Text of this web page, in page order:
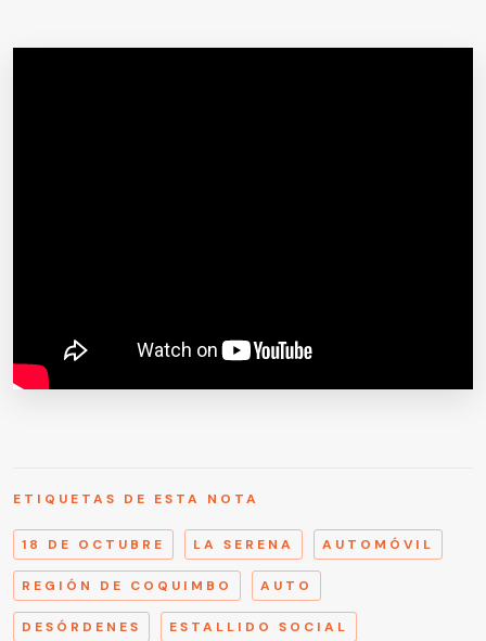
ETIQUETAS DE ESTA NOTA
18 DE OCTUBRE LA SERENA AUTOMÓVIL
REGIÓN DE COQUIMBO AUTO
DESÓRDENES ESTALLIDO SOCIAL